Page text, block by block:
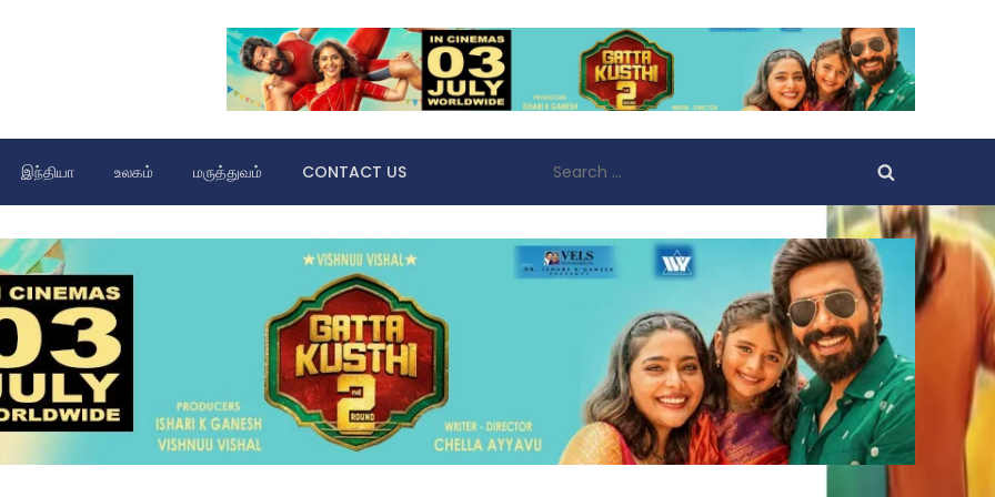
இந்தியா உலகம் மருத்துவம் CONTACT US
for: